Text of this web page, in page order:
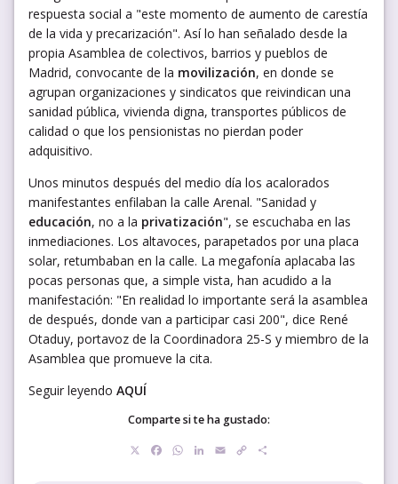
respuesta social a "este momento de aumento de carestía
de la vida y precarización". Así lo han señalado desde la
propia Asamblea de colectivos, barrios y pueblos de
Madrid, convocante de la movilización, en donde se
agrupan organizaciones y sindicatos que reivindican una
sanidad pública, vivienda digna, transportes públicos de
calidad o que los pensionistas no pierdan poder
adquisitivo.
Unos minutos después del medio día los acalorados
manifestantes enfilaban la calle Arenal. "Sanidad y
educación, no a la privatización", se escuchaba en las
inmediaciones. Los altavoces, parapetados por una placa
solar, retumbaban en la calle. La megafonía aplacaba las
pocas personas que, a simple vista, han acudido a la
manifestación: "En realidad lo importante será la asamblea
de después, donde van a participar casi 200", dice René
Otaduy, portavoz de la Coordinadora 25-S y miembro de la
Asamblea que promueve la cita.
Seguir leyendo AQUÍ
Comparte si te ha gustado:
Facebook
WhatsApp
LinkedIn
EmailCopy